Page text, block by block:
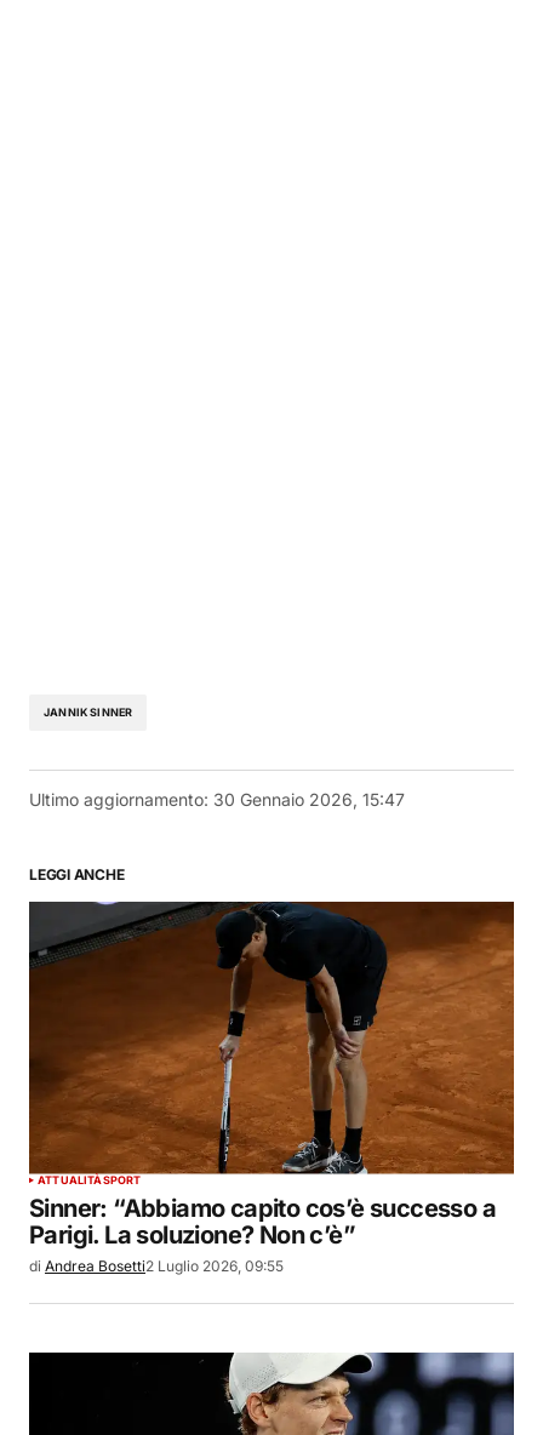
JANNIK SINNER
Ultimo aggiornamento: 30 Gennaio 2026, 15:47
LEGGI ANCHE
ATTUALITÀSPORT
Sinner: “Abbiamo capito cos’è successo a
Parigi. La soluzione? Non c’è”
di Andrea Bosetti2 Luglio 2026, 09:55